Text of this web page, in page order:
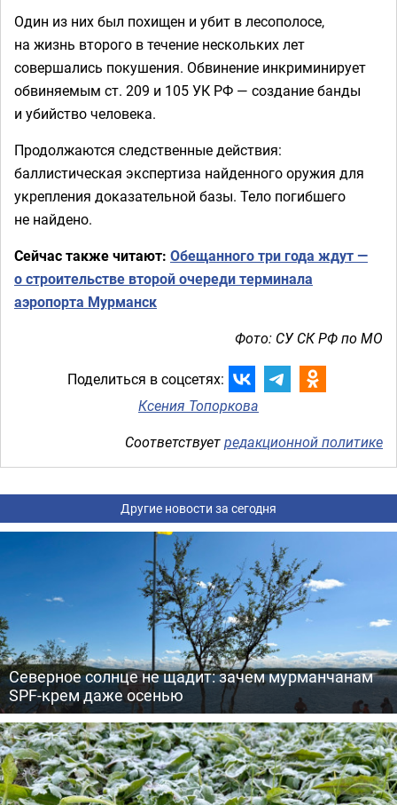
Один из них был похищен и убит в лесополосе,
на жизнь второго в течение нескольких лет
совершались покушения. Обвинение инкриминирует
обвиняемым ст. 209 и 105 УК РФ — создание банды
и убийство человека.
Продолжаются следственные действия:
баллистическая экспертиза найденного оружия для
укрепления доказательной базы. Тело погибшего
не найдено.
Сейчас также читают: Обещанного три года ждут —
о строительстве второй очереди терминала
аэропорта Мурманск
Фото: СУ СК РФ по МО
Поделиться в соцсетях:
Ксения Топоркова
Соответствуетредакционной политике
Другие новости за сегодня
Северное солнце не щадит: зачем мурманчанам
SPF-крем даже осенью